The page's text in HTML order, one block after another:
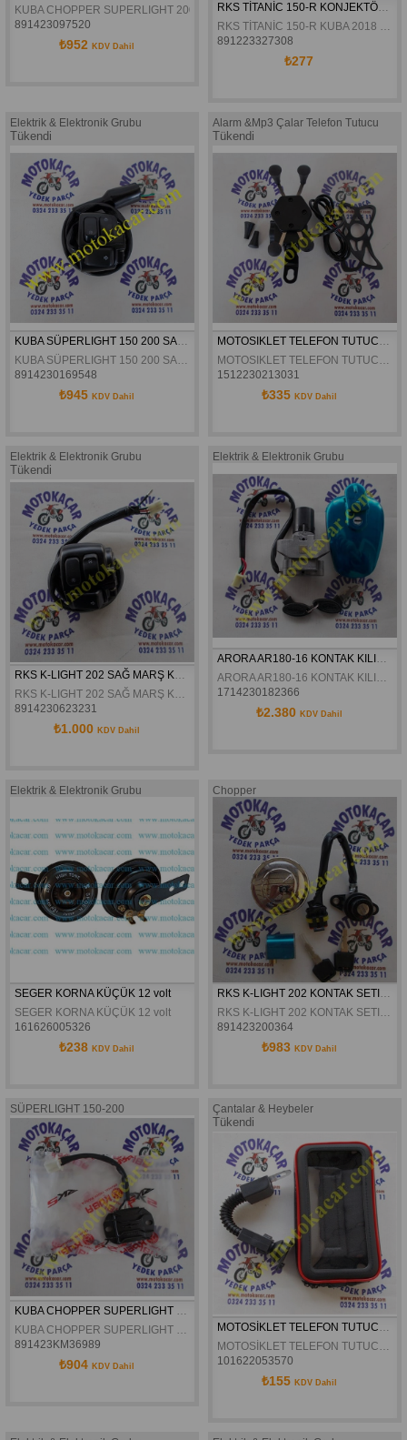
KUBA CHOPPER SUPERLIGHT 200 KONJEKTÖR 2018 MODEL ORJINAL
891423097520
₺952 KDV Dahil
RKS TİTANİC 150-R KONJEKTÖR ORJİNAL
RKS TİTANİC 150-R KUBA 2018 SÜPERLIGHT 200 KONJEKTÖR ORJİNAL
891223327308
₺277
Elektrik & Elektronik Grubu
Tükendi
KUBA SÜPERLIGHT 150 200 SAG KUMANDA ORJINAL
KUBA SÜPERLIGHT 150 200 SAG KUMANDA ORJINAL
8914230169548
₺945 KDV Dahil
Alarm &Mp3 Çalar Telefon Tutucu
Tükendi
MOTOSIKLET TELEFON TUTUCU SARJ SOKETLI
MOTOSIKLET TELEFON TUTUCU SARJ SOKETLI
1512230213031
₺335 KDV Dahil
Elektrik & Elektronik Grubu
Tükendi
RKS K-LIGHT 202 SAĞ MARŞ KUMANDASI ORJİNAL
RKS K-LIGHT 202 SAĞ MARŞ KUMANDASI ORJİNAL
8914230623231
₺1.000 KDV Dahil
Elektrik & Elektronik Grubu
ARORA AR180-16 KONTAK KILIT SETI ORJINAL
ARORA AR180-16 KONTAK KILIT SETI ORJINAL
1714230182366
₺2.380 KDV Dahil
Elektrik & Elektronik Grubu
SEGER KORNA KÜÇÜK 12 volt
SEGER KORNA KÜÇÜK 12 volt
161626005326
₺238 KDV Dahil
Chopper
891423200364
₺983 KDV Dahil
SÜPERLIGHT 150-200
891423KM36989
₺904 KDV Dahil
Çantalar & Heybeler
Tükendi
101622053570
₺155 KDV Dahil